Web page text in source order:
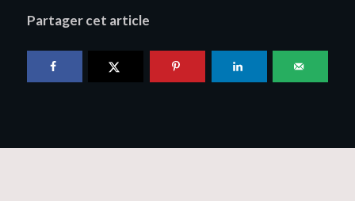
Partager cet article